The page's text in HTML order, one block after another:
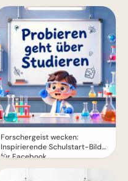
Forschergeist wecken:
Inspirierende Schulstart-Bilder
für Facebook